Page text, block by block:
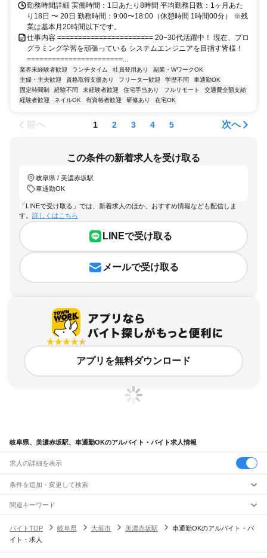
勤務時間詳細 実働時間：1日あたり8時間 平均勤務日数：1ヶ月あた
り18日 〜 20日 勤務時間：9:00〜18:00（休憩時間 1時間00分） ※残
業は基本月20時間以下です。
仕事内容 ======================= 20−30代活躍中！ 現在、プロ
グラミング学習を頑張っている システムエンジニアを目指す皆様！
=======================...
業界未経験者歓迎 ランチタイム 社員登用あり
副業・WワークOK
主婦・主夫歓迎
資格取得支援あり フリーター歓迎 学歴不問
車通勤OK
固定時間制
経験不問 未経験者歓迎 住宅手当あり フルリモート
交通費全額支給
経験者歓迎
ネイルOK 有資格者歓迎 研修あり 在宅OK
前へ 1 2 3 4 5 次へ
この条件の新着求人を受け取る
岐阜県 / 美濃赤坂駅
車通勤OK
「LINEで受け取る」では、新着求人のほか、おすすめ情報なども配信しま
す。 詳しくはこちら
LINEで受け取る
メールで受け取る
アプリを無料ダウンロード
岐阜県、美濃赤坂駅、車通勤OKのアルバイト・バイト求人情報
求人の詳細を表示
条件を追加・変更して検索
市区町村を追加・変更
岐阜県すべて
岐阜市
駅を追加・変更
職種を追加・変更
関連キーワード
バイトTOP
岐阜県 大垣市 美濃赤坂駅
車通勤OKのアルバイト・バ
イト・求人